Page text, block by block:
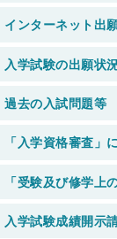
インターネット出
入学試験の出願状
過去の入試問題等
「入学資格審査」
「受験及び修学上
入学試験成績開示